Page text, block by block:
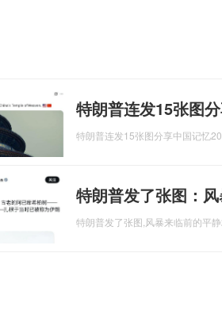
特朗普连发15张图
特朗普连发15张图分享中国记忆
特朗普发了张图：
特朗普发了张图,风暴来临前的平静